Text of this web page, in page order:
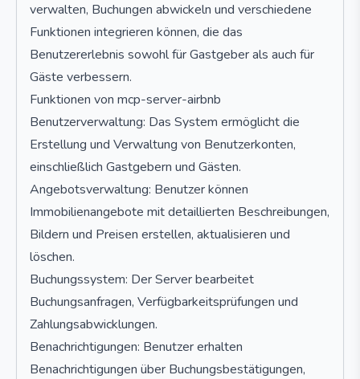
verwalten, Buchungen abwickeln und verschiedene
Funktionen integrieren können, die das
Benutzererlebnis sowohl für Gastgeber als auch für
Gäste verbessern.
Funktionen von mcp-server-airbnb
Benutzerverwaltung: Das System ermöglicht die
Erstellung und Verwaltung von Benutzerkonten,
einschließlich Gastgebern und Gästen.
Angebotsverwaltung: Benutzer können
Immobilienangebote mit detaillierten Beschreibungen,
Bildern und Preisen erstellen, aktualisieren und
löschen.
Buchungssystem: Der Server bearbeitet
Buchungsanfragen, Verfügbarkeitsprüfungen und
Zahlungsabwicklungen.
Benachrichtigungen: Benutzer erhalten
Benachrichtigungen über Buchungsbestätigungen,